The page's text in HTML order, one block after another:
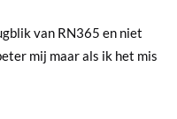
van RN365 en niet
mij maar als ik het mis